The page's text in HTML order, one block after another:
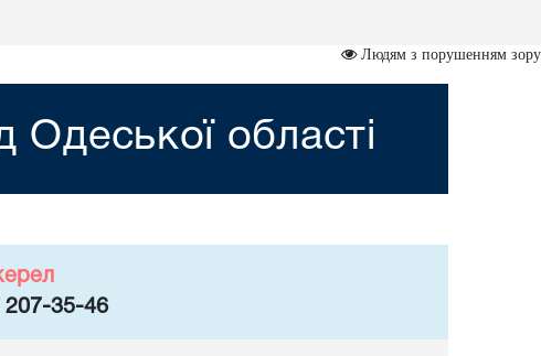
Людям з порушенням зору
області
207-35-46